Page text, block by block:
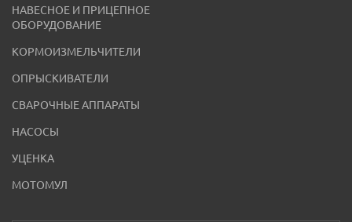
НАВЕСНОЕ И ПРИЦЕПНОЕ
ОБОРУДОВАНИЕ
КОРМОИЗМЕЛЬЧИТЕЛИ
ОПРЫСКИВАТЕЛИ
СВАРОЧНЫЕ АППАРАТЫ
НАСОСЫ
УЦЕНКА
МОТОМУЛ